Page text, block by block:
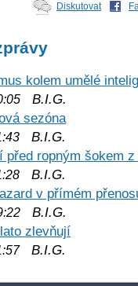
Diskutovat
kolem umělé
B.I.G.
sezóna
B.I.G.
před ropným šokem
B.I.G.
v přímém
B.I.G.
zlevňují
B.I.G.